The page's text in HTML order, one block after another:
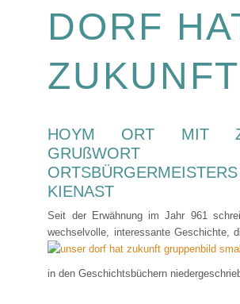
DORF
ZUKUNFT
HOYM ORT MIT
GRUßWORT
KIENAST
Seit der Erwähnung im Jahr 961
wechselvolle, interessante Geschichte,
in den Geschichtsbüchern